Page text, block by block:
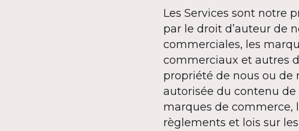
Les Services sont notre
par le droit d’auteur de
commerciales, les
commerciaux et autres
propriété de nous ou de
autorisée du contenu de
marques de commerce,
règlements et lois sur